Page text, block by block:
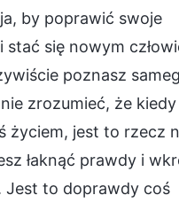
by poprawić swoje
stać się nowym
poznasz
zrozumieć, że
życiem, jest to rzecz
łaknąć prawdy i
Jest to doprawdy coś